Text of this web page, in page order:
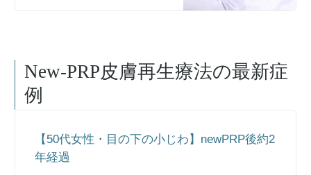
New-PRP皮膚再生療法の最新症
例
【50代女性・目の下の小じわ】newPRP後約2
年経過